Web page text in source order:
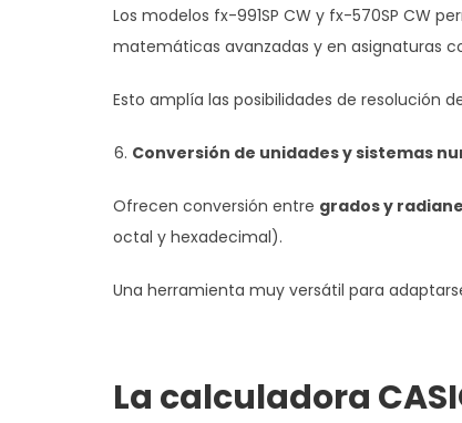
Los modelos fx-991SP CW y fx-570SP CW
matemáticas avanzadas y en asignaturas
Esto amplía las posibilidades de resolución
Conversión de unidades y sistemas
Ofrecen conversión entre grados y
octal y hexadecimal).
Una herramienta muy versátil para
La calculadora